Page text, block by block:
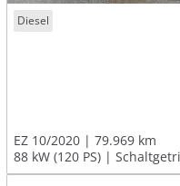
Diesel
EZ 10/2020
79.969 km
88 kW (120 PS)